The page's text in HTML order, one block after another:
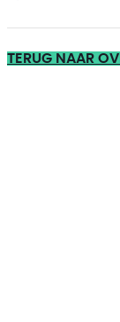
TERUG NAAR